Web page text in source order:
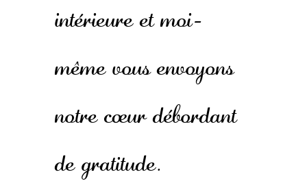
intérieure et moi-
même vous envoyons
notre cœur débordant
de gratitude.